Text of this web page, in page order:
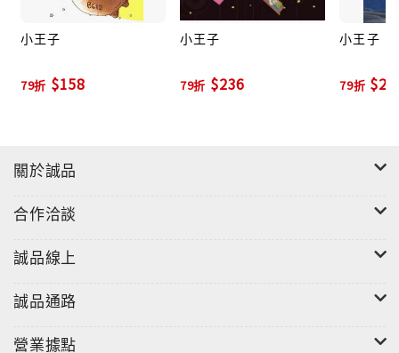
小王子
79折 $158
小王子
79折 $236
小王子
79折
關於誠品
合作洽談
誠品線上
誠品通路
營業據點